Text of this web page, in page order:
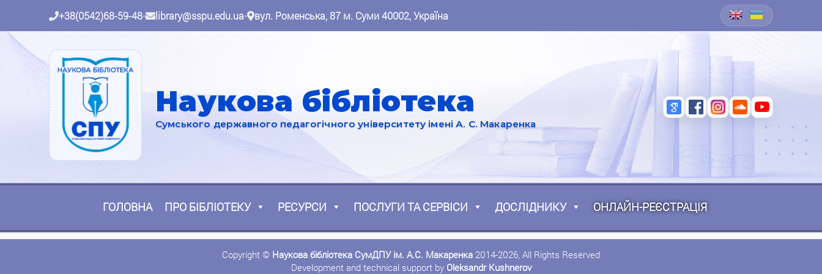
+38(0542)68-59-48• library@sspu.edu.ua• вул. Роменська, 87 м. Суми 40002, Україна
Наукова бібліотека
Сумського державного педагогічного університету імені А. С. Макаренка
ГОЛОВНА ПРО БІБЛІОТЕКУ РЕСУРСИ ПОСЛУГИ ТА СЕРВІСИ ДОСЛІДНИКУ ОНЛАЙН-РЕЄСТРАЦІЯ
Copyright © Наукова бібліотека СумДПУ ім. А.С. Макаренка 2014-2026, All Rights Reserved
Development and technical support by Oleksandr Kushnerov